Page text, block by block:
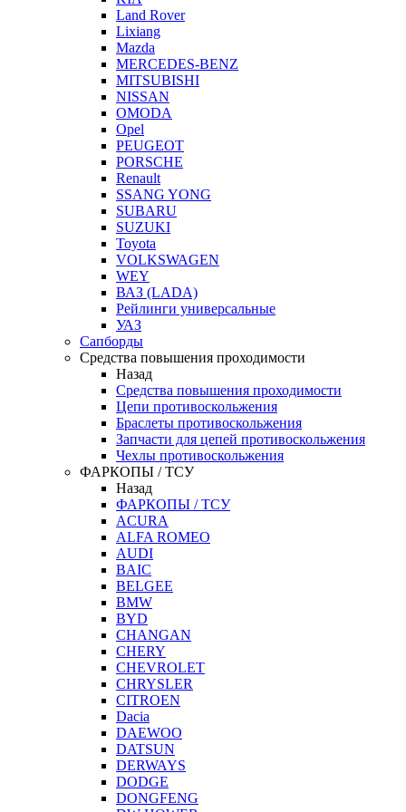
Land Rover
Lixiang
Mazda
MERCEDES-BENZ
MITSUBISHI
NISSAN
OMODA
Opel
PEUGEOT
PORSCHE
Renault
SSANG YONG
SUBARU
SUZUKI
Toyota
VOLKSWAGEN
WEY
ВАЗ (LADA)
Рейлинги универсальные
УАЗ
Сапборды
Средства повышения проходимости
Назад
Средства повышения проходимости
Цепи противоскольжения
Браслеты противоскольжения
Запчасти для цепей противоскольжения
Чехлы противоскольжения
ФАРКОПЫ / ТСУ
Назад
ФАРКОПЫ / ТСУ
ACURA
ALFA ROMEO
AUDI
BAIC
BELGEE
BMW
BYD
CHANGAN
CHERY
CHEVROLET
CHRYSLER
CITROEN
Dacia
DAEWOO
DATSUN
DERWAYS
DODGE
DONGFENG